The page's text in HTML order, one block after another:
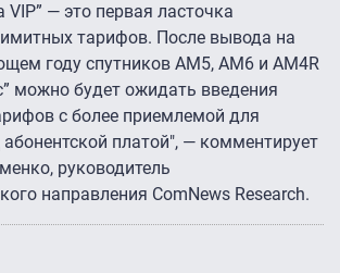
VIP” — это первая ласточка
тарифов. После вывода на
году спутников АМ5, АМ6 и АМ4R
можно будет ожидать введения
с более приемлемой для
платой", — комментирует
руководитель
направления ComNews Research.